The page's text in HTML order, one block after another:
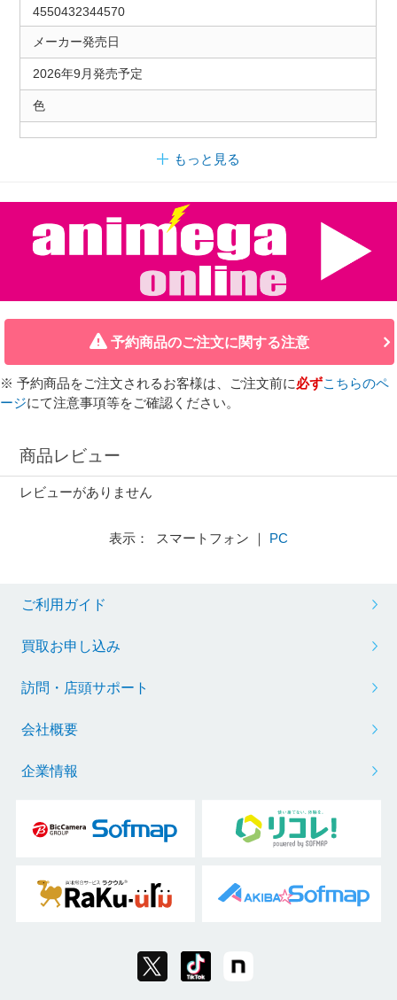
4550432344570
メーカー発売日
2026年9月発売予定
色
もっと見る
予約商品のご注文に関する注意
※ 予約商品をご注文されるお客様は、ご注文前に必ずこちらのペ
ージにて注意事項等をご確認ください。
商品レビュー
レビューがありません
表示： スマートフォン ｜ PC
ご利用ガイド
買取お申し込み
訪問・店頭サポート
会社概要
企業情報